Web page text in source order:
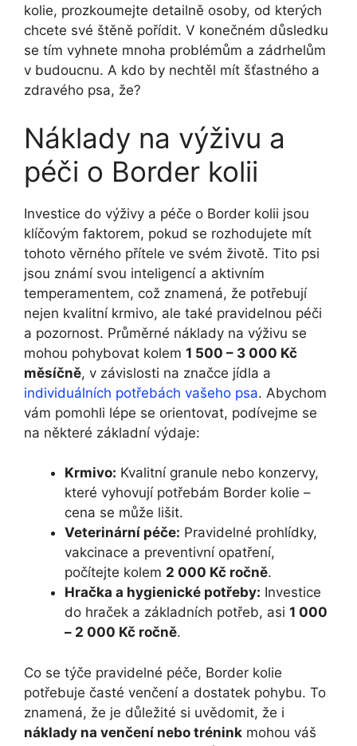
kolie, prozkoumejte detailně osoby, od kterých
chcete své štěně pořídit. V konečném důsledku
se tím vyhnete mnoha problémům a zádrhelům
v budoucnu. A kdo by nechtěl mít šťastného a
zdravého psa, že?
Náklady na výživu a
péči o Border kolii
Investice do výživy a péče o Border kolii jsou
klíčovým faktorem, pokud se rozhodujete mít
tohoto věrného přítele ve svém životě. Tito psi
jsou známí svou inteligencí a aktivním
temperamentem, což znamená, že potřebují
nejen kvalitní krmivo, ale také pravidelnou péči
a pozornost. Průměrné náklady na výživu se
mohou pohybovat kolem 1 500 – 3 000 Kč
měsíčně, v závislosti na značce jídla a
individuálních potřebách vašeho psa. Abychom
vám pomohli lépe se orientovat, podívejme se
na některé základní výdaje:
Krmivo: Kvalitní granule nebo konzervy,
které vyhovují potřebám Border kolie –
cena se může lišit.
Veterinární péče: Pravidelné prohlídky,
vakcinace a preventivní opatření,
počítejte kolem 2 000 Kč ročně.
Hračka a hygienické potřeby: Investice
do hraček a základních potřeb, asi 1 000
– 2 000 Kč ročně.
Co se týče pravidelné péče, Border kolie
potřebuje časté venčení a dostatek pohybu. To
znamená, že je důležité si uvědomit, že i
náklady na venčení nebo trénink mohou váš